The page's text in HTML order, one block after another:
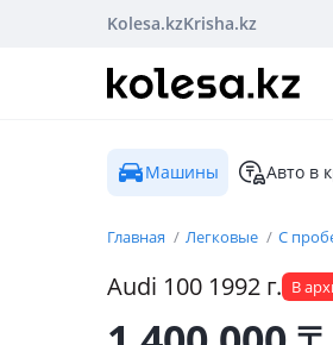
Kolesa.kzKrisha.kz
Машины Авто в
Главная Легковые С
Audi 100 1992 г. В